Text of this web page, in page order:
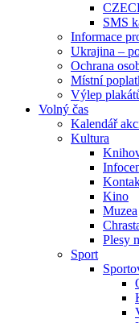
SMS
Informace
Ukrajina –
Ochrana
Místní
Výlep
Volný čas
Kalendář
Kultura
Kino
Muzea
Plesy
Sport